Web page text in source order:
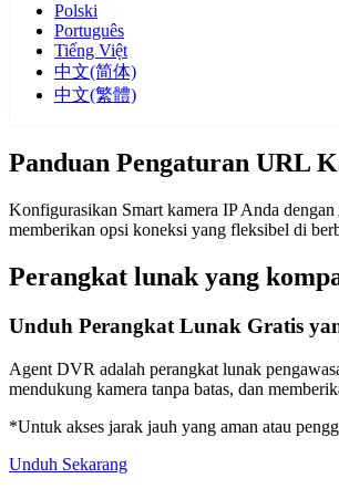
Polski
Português
Tiếng Việt
中文(简体)
中文(繁體)
Panduan Pengaturan URL
Konfigurasikan Smart kamera IP Anda
memberikan opsi koneksi yang fleksibel di
Perangkat lunak yang
Unduh Perangkat Lunak Gratis
Agent DVR adalah perangkat lunak
mendukung kamera tanpa batas, dan
*Untuk akses jarak jauh yang aman atau
Unduh Sekarang